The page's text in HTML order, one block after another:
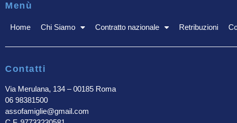
Menù
Home Chi Siamo Contratto nazionale Retribuzioni
Contatti
Via Merulana, 134 – 00185 Roma
06 98381500
assofamiglie@gmail.com